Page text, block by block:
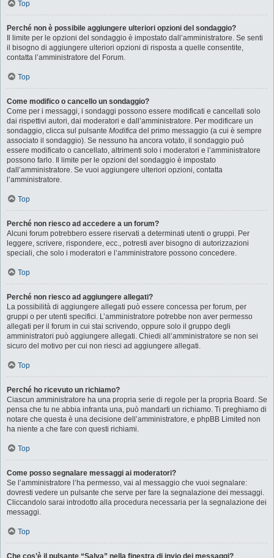
Top
Perché non è possibile aggiungere ulteriori opzioni del sondaggio?
Il limite per le opzioni del sondaggio è impostato dall’amministratore. Se senti
il bisogno di aggiungere ulteriori opzioni di risposta a quelle consentite,
contatta l’amministratore del Forum.
Top
Come modifico o cancello un sondaggio?
Come per i messaggi, i sondaggi possono essere modificati e cancellati solo
dai rispettivi autori, dai moderatori e dall’amministratore. Per modificare un
sondaggio, clicca sul pulsante Modifica del primo messaggio (a cui è sempre
associato il sondaggio). Se nessuno ha ancora votato, il sondaggio può
essere modificato o cancellato, altrimenti solo i moderatori e l’amministratore
possono farlo. Il limite per le opzioni del sondaggio è impostato
dall’amministratore. Se vuoi aggiungere ulteriori opzioni, contatta
l’amministratore.
Top
Perché non riesco ad accedere a un forum?
Alcuni forum potrebbero essere riservati a determinati utenti o gruppi. Per
leggere, scrivere, rispondere, ecc., potresti aver bisogno di autorizzazioni
speciali, che solo i moderatori e l’amministratore possono concedere.
Top
Perché non riesco ad aggiungere allegati?
La possibilità di aggiungere allegati può essere concessa per forum, per
gruppi o per utenti specifici. L’amministratore potrebbe non aver permesso
allegati per il forum in cui stai scrivendo, oppure solo il gruppo degli
amministratori può aggiungere allegati. Chiedi all’amministratore se non sei
sicuro del motivo per cui non riesci ad aggiungere allegati.
Top
Perché ho ricevuto un richiamo?
Ciascun amministratore ha una propria serie di regole per la propria Board. Se
pensa che tu ne abbia infranta una, può mandarti un richiamo. Ti preghiamo di
notare che questa è una decisione dell’amministratore, e phpBB Limited non
ha niente a che fare con questi richiami.
Top
Come posso segnalare messaggi ai moderatori?
Se l’amministratore l’ha permesso, vai al messaggio che vuoi segnalare:
dovresti vedere un pulsante che serve per fare la segnalazione dei messaggi.
Cliccandolo sarai introdotto alla procedura necessaria per la segnalazione dei
messaggi.
Top
Che cos’è il pulsante “Salva” nella finestra di invio dei messaggi?